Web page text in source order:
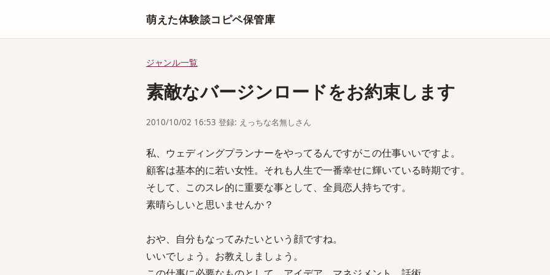
萌えた体験談コピペ保管庫
ジャンル一覧
素敵なバージンロードをお約束します
2010/10/02 16:53 登録: えっちな名無しさん
私、ウェディングプランナーをやってるんですがこの仕事いいですよ。
顧客は基本的に若い女性。それも人生で一番幸せに輝いている時期です。
そして、このスレ的に重要な事として、全員恋人持ちです。
素晴らしいと思いませんか？
おや、自分もなってみたいという顔ですね。
いいでしょう。お教えしましょう。